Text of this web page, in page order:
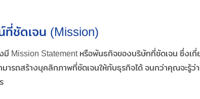
ชัดเจน (Mission)
Mission Statement หรือพันธกิจของบริษัทที่ชัดเจน ซึ่งเกี่
รถสร้างบุคลิกภาพที่ชัดเจนให้กับธุรกิจได้ จนกว่าคุณจะรู้ว่า